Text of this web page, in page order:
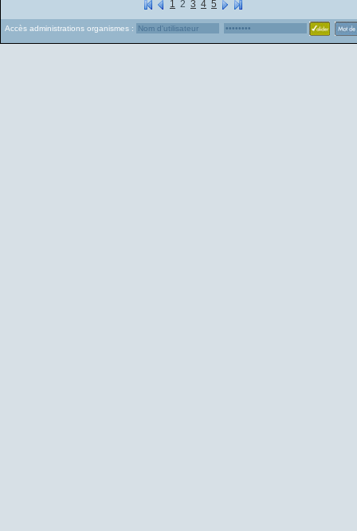
1 2 3 4 5
Accès administrations organismes :